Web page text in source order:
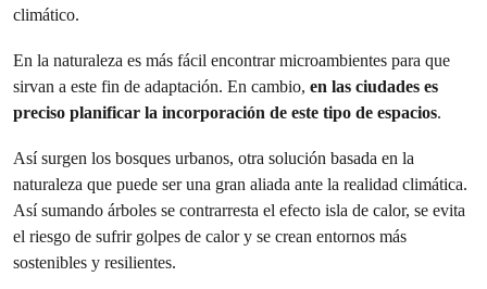
climático.
En la naturaleza es más fácil encontrar microambientes para que
sirvan a este fin de adaptación. En cambio, en las ciudades es
preciso planificar la incorporación de este tipo de espacios.
Así surgen los bosques urbanos, otra solución basada en la
naturaleza que puede ser una gran aliada ante la realidad climática.
Así sumando árboles se contrarresta el efecto isla de calor, se evita
el riesgo de sufrir golpes de calor y se crean entornos más
sostenibles y resilientes.